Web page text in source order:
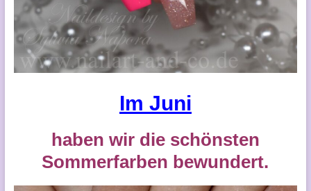
Im Juni
haben wir die schönsten
Sommerfarben bewundert.